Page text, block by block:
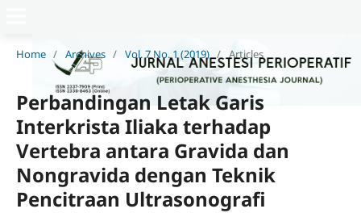
Home / Archives / Vol. 7 No. 1 (2019) / Articles
Perbandingan Letak Garis
Interkrista Iliaka terhadap
Vertebra antara Gravida dan
Nongravida dengan Teknik
Pencitraan Ultrasonografi